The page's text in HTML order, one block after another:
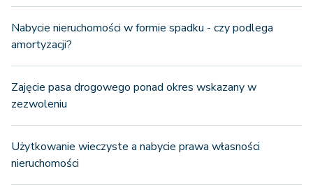
Nabycie nieruchomości w formie spadku - czy podlega
amortyzacji?
Zajęcie pasa drogowego ponad okres wskazany w
zezwoleniu
Użytkowanie wieczyste a nabycie prawa własności
nieruchomości